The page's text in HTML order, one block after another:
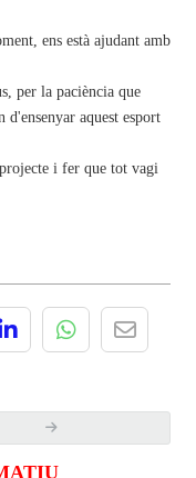
ens està ajudant amb
per la paciència que
d'ensenyar aquest esport
i fer que tot vagi